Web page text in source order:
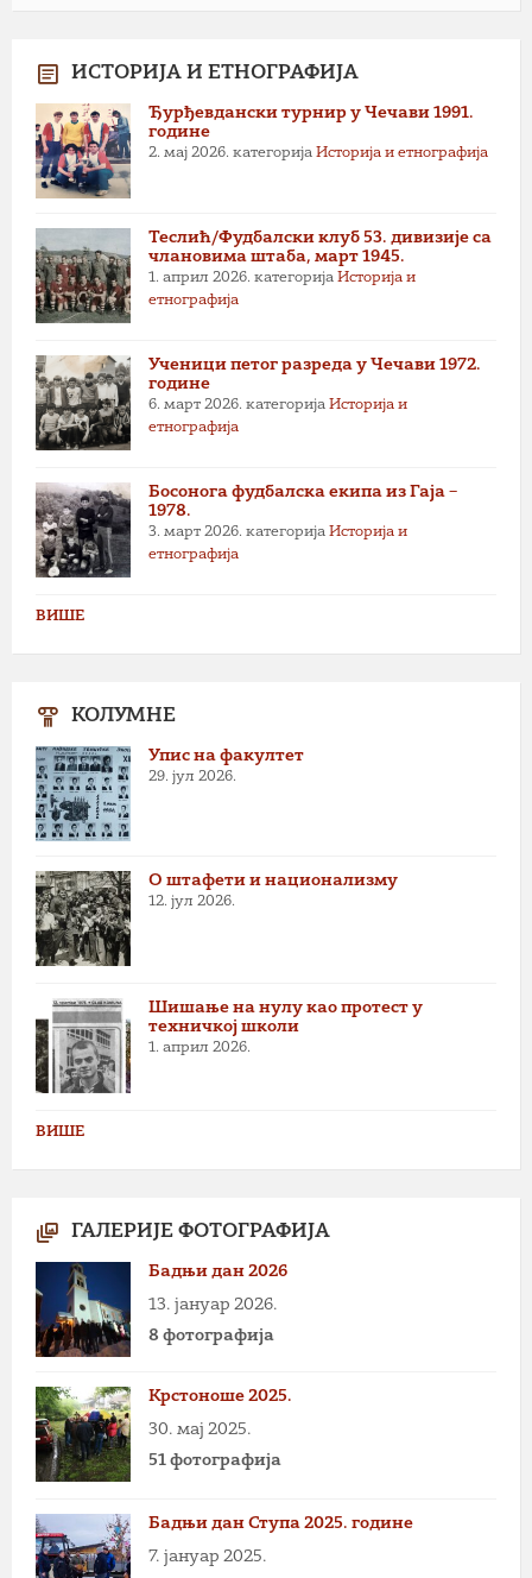
ИСТОРИЈА И ЕТНОГРАФИЈА
Ђурђевдански турнир у Чечави 1991.
године
2. мај 2026. категорија Историја и етнографија
Теслић/Фудбалски клуб 53. дивизије са
члановима штаба, март 1945.
1. април 2026. категорија Историја и
етнографија
Ученици петог разреда у Чечави 1972.
године
6. март 2026. категорија Историја и
етнографија
Босонога фудбалска екипа из Гаја –
1978.
3. март 2026. категорија Историја и
етнографија
ВИШЕ
КОЛУМНЕ
Упис на факултет
29. јул 2026.
О штафети и национализму
12. јул 2026.
Шишање на нулу као протест у
техничкој школи
1. април 2026.
ВИШЕ
ГАЛЕРИЈЕ ФОТОГРАФИЈА
Бадњи дан 2026
13. јануар 2026.
8 фотографија
Крстоноше 2025.
30. мај 2025.
51 фотографија
Бадњи дан Ступа 2025. године
7. јануар 2025.